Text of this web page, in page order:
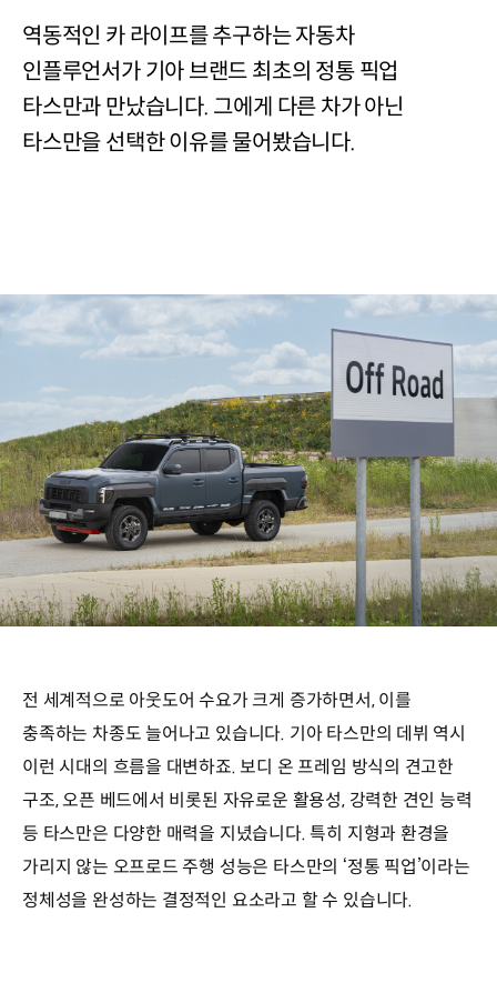
역동적인 카 라이프를 추구하는 자동차
인플루언서가 기아 브랜드 최초의 정통 픽업
타스만과 만났습니다. 그에게 다른 차가 아닌
타스만을 선택한 이유를 물어봤습니다.
전 세계적으로 아웃도어 수요가 크게 증가하면서, 이를
충족하는 차종도 늘어나고 있습니다. 기아 타스만의 데뷔 역시
이런 시대의 흐름을 대변하죠. 보디 온 프레임 방식의 견고한
구조, 오픈 베드에서 비롯된 자유로운 활용성, 강력한 견인 능력
등 타스만은 다양한 매력을 지녔습니다. 특히 지형과 환경을
가리지 않는 오프로드 주행 성능은 타스만의 ‘정통 픽업’이라는
정체성을 완성하는 결정적인 요소라고 할 수 있습니다.